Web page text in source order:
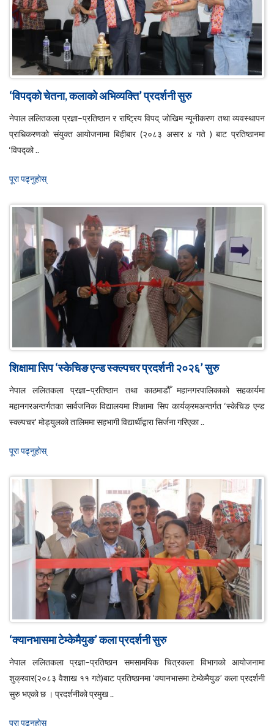
‘विपद्को चेतना, कलाको अभिव्यक्ति’ प्रदर्शनी सुरु
नेपाल ललितकला प्रज्ञा–प्रतिष्ठान र राष्ट्रिय विपद् जोखिम न्यूनीकरण तथा व्यवस्थापन
प्राधिकरणको संयुक्त आयोजनामा बिहीबार (२०८३ असार ४ गते ) बाट प्रतिष्ठानमा
‘विपद्को ..
पूरा पढ्नुहाेस्
शिक्षामा सिप ‘स्केचिङ एन्ड स्क्ल्पचर प्रदर्शनी २०२६’ सुरु
नेपाल ललितकला प्रज्ञा–प्रतिष्ठान तथा काठमाडौँ महानगरपालिकाको सहकार्यमा
महानगरअन्तर्गतका सार्वजनिक विद्यालयमा शिक्षामा सिप कार्यक्रमअन्तर्गत ‘स्केचिङ एन्ड
स्क्ल्पचर’ मोड्युलको तालिममा सहभागी विद्यार्थीद्वारा सिर्जना गरिएका ..
पूरा पढ्नुहाेस्
‘क्यानभासमा टेम्केमैयुङ’ कला प्रदर्शनी सुरु
नेपाल ललितकला प्रज्ञा–प्रतिष्ठान समसामयिक चित्रकला विभागको आयोजनामा
शुक्रवार(२०८३ वैशाख ११ गते)बाट प्रतिष्ठानमा ‘क्यानभासमा टेम्केमैयुङ’ कला प्रदर्शनी
सुरु भएको छ । प्रदर्शनीको प्रमुख ..
पूरा पढ्नुहाेस्